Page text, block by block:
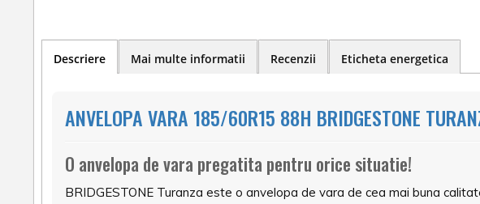
Descriere Mai multe informatii Recenzii Eticheta energetica
ANVELOPA VARA 185/60R15 88H BRIDGESTONE
O anvelopa de vara pregatita pentru orice situatie!
BRIDGESTONE Turanza este o anvelopa de vara de cea mai buna